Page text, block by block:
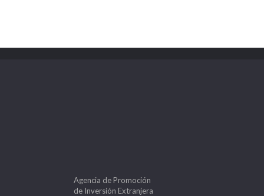
Agencia de Promoción
de Inversión Extranjera